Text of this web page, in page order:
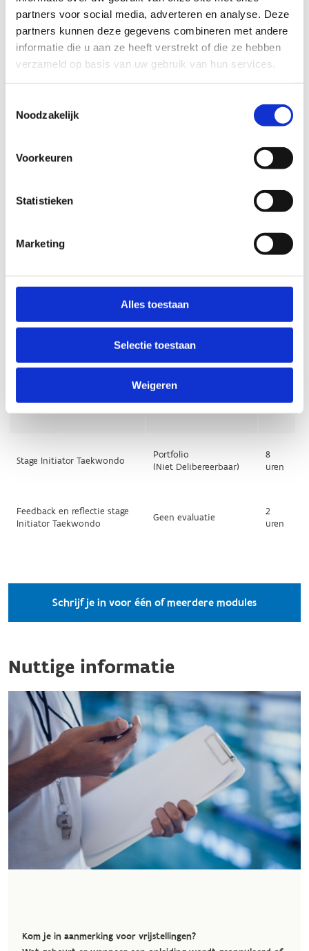
partners voor social media, adverteren en analyse. Deze
partners kunnen deze gegevens combineren met andere
informatie die u aan ze heeft verstrekt of die ze hebben
verzameld op basis van uw gebruik van hun services.
Noodzakelijk
Voorkeuren
Statistieken
Marketing
Alles toestaan
Selectie toestaan
Weigeren